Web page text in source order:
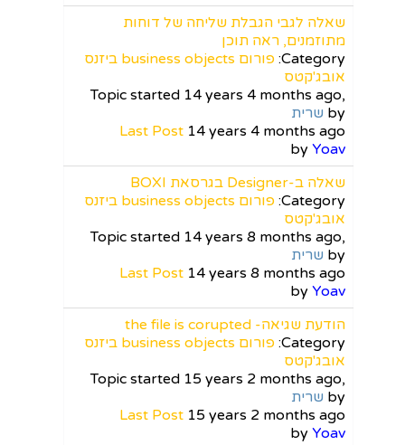
שאלה לגבי הגבלת שליחה של דוחות
מתוזמנים, ראה תוכן
Category:
פורום business objects ביזנס
אובג'קטס
Topic started 14 years 4 months ago,
by שרית
Last Post 14 years 4 months ago
by Yoav
שאלה ב-Designer בגרסאת BOXI
Category:
פורום business objects ביזנס
אובג'קטס
Topic started 14 years 8 months ago,
by שרית
Last Post 14 years 8 months ago
by Yoav
הודעת שגיאה- the file is corupted
Category:
פורום business objects ביזנס
אובג'קטס
Topic started 15 years 2 months ago,
by שרית
Last Post 15 years 2 months ago
by Yoav